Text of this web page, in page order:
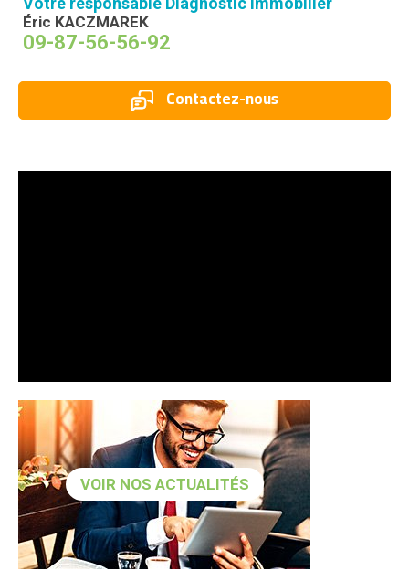
Éric KACZMAREK
09-87-56-56-92
Contactez-nous
VOIR NOS ACTUALITÉS